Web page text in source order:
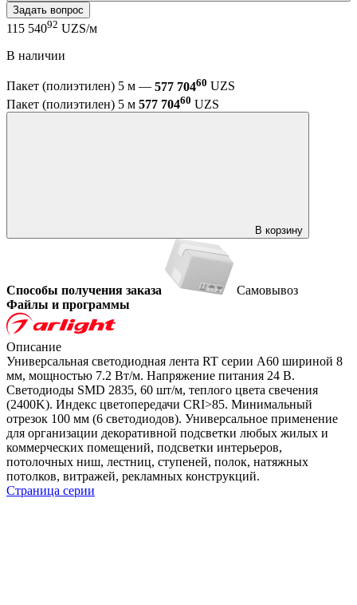
Задать вопрос
115 54092 UZS/м
В наличии
Пакет (полиэтилен) 5 м — 577 70460 UZS
Пакет (полиэтилен) 5 м 577 70460 UZS
В корзину
Способы получения заказа
Самовывоз
Файлы и программы
Описание
Универсальная светодиодная лента RT серии A60 шириной 8
мм, мощностью 7.2 Вт/м. Напряжение питания 24 В.
Светодиоды SMD 2835, 60 шт/м, теплого цвета свечения
(2400K). Индекс цветопередачи CRI>85. Минимальный
отрезок 100 мм (6 светодиодов). Универсальное применение
для организации декоративной подсветки любых жилых и
коммерческих помещений, подсветки интерьеров,
потолочных ниш, лестниц, ступеней, полок, натяжных
потолков, витражей, рекламных конструкций.
Страница серии